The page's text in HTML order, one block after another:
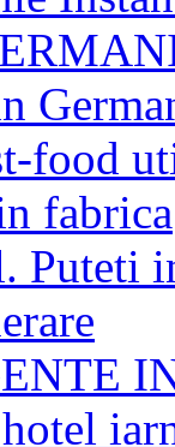
food
fabrica
Puteti